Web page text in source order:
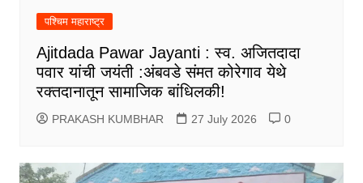
पश्चिम महाराष्ट्र
Ajitdada Pawar Jayanti : स्व. अजितदादा
पवार यांची जयंती :अंबवडे संमत कोरेगाव येथे
रक्तदानातून सामाजिक बांधिलकी!
PRAKASH KUMBHAR 27 July 2026 0